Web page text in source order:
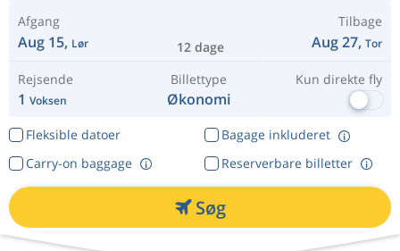
Afgang
Aug 15, Lør 12 dage
Tilbage
Aug 27, Tor
Rejsende
1 Voksen
Billettype
Økonomi
Kun direkte fly
Fleksible datoer
Bagage inkluderet
Reserverbare billetter
Carry-on baggage
Søg